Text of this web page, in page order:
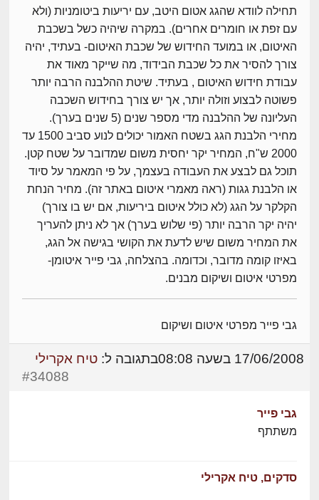
תחילה לוודא שהגג אטום היטב, עם יריעות ביטומניות (ולא
עם זפת או חומרים אחרים). במקרה שיהיה כשל בשכבת
האיטום, או במועד החידוש של שכבת האיטום- בעתיד, יהיה
צורך להסיר את כל שכבת הבידוד, מה שייקר מאוד את
עבודת חידוש האיטום , בעתיד. שיטת ההלבנה הרבה יותר
פשוטה לבצוע וזולה יותר, אך יש צורך בחידוש השכבה
העליונה של ההלבנה מדי מספר שנים (5 שנים בערך).
מחירי הלבנת הגג בשטח האמור יכולים לנוע סביב 1500 עד
2000 ש"ח, המחיר יקר יחסית משום שמדובר על שטח קטן.
תוכל גם לבצע את העבודה בעצמך, על פי המאמר על סיוד
או הלבנת גגות (ראה מאמרי איטום באתר זה). מחיר הנחת
הקלקר על הגג (לא כולל איטום ביריעות, אם יש בו צורך)
יהיה יקר הרבה יותר (פי שלוש בערך) אך לא ניתן להעריך
את המחיר משום שיש לדעת את הקושי בגישה אל הגג,
באיזו קומה מדובר, וכדומה. בהצלחה, גבי פייר איטומן-
מפרטי איטום ושיקום מבנים.
גבי פייר מפרטי איטום ושיקום
17/06/2008 בשעה 08:08 בתגובה ל: טיח אקרילי
#34088
גבי פייר
משתתף
סדקים, טיח אקרילי